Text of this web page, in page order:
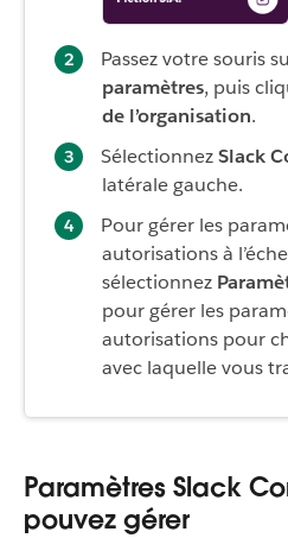
Passez votre souris
paramètres, puis
de l’organisation.
SélectionnezSlack
latérale gauche.
Pour gérer les
autorisations à
sélectionnez
pour gérer les
autorisations pour
avec laquelle vous
Paramètres Slack
pouvez gérer